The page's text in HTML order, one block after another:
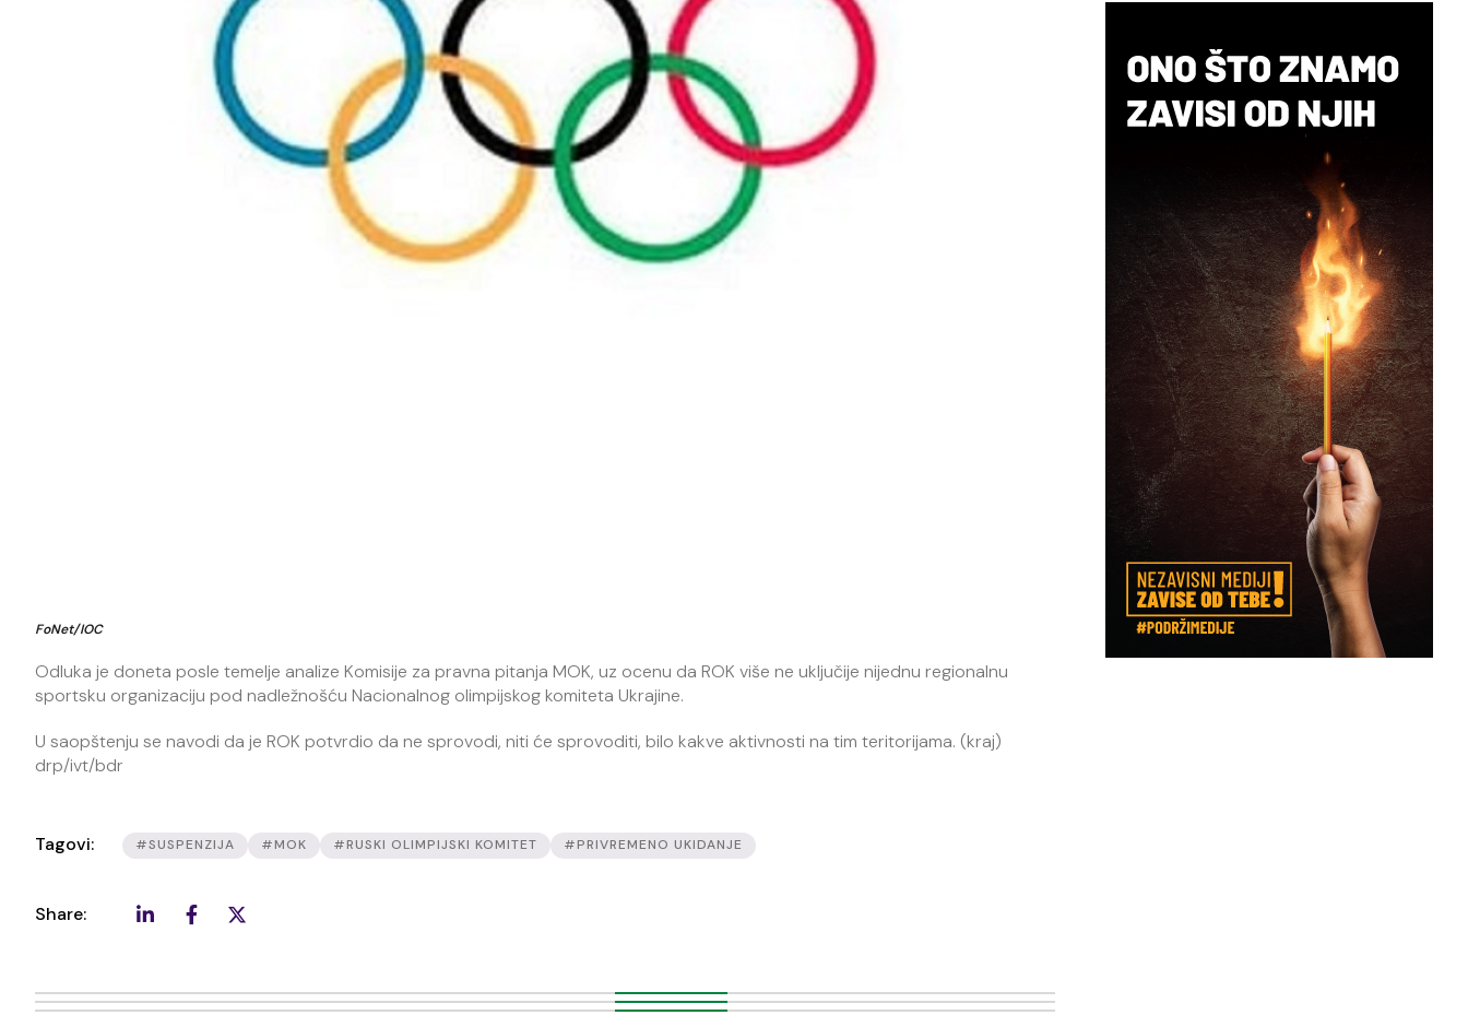
FoNet/IOC
Odluka je doneta posle temelje analize Komisije za pravna pitanja MOK, uz ocenu da ROK više ne uključije nijednu regionalnu
sportsku organizaciju pod nadležnošću Nacionalnog olimpijskog komiteta Ukrajine.
U saopštenju se navodi da je ROK potvrdio da ne sprovodi, niti će sprovoditi, bilo kakve aktivnosti na tim teritorijama. (kraj)
drp/ivt/bdr
Tagovi: #SUSPENZIJA #MOK #RUSKI OLIMPIJSKI KOMITET #PRIVREMENO UKIDANJE
Share: